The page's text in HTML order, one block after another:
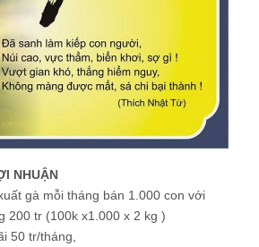
NHUẬN
gà mỗi tháng bán 1.000 con với
200 tr (100k x1.000 x 2 kg )
50 tr/tháng,